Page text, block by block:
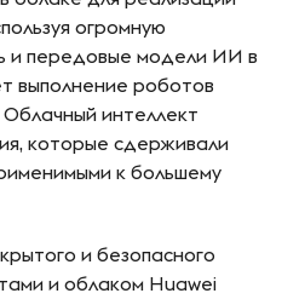
огромную
и передовые модели ИИ в
выполнение роботов
интеллект
которые сдерживали
к большему
и безопасного
и облаком Huawei